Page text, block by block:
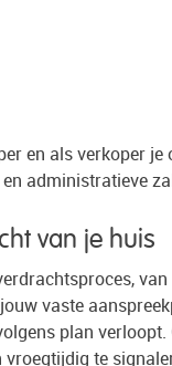
en als verkoper
administratieve
van je huis
vaste
plan
te